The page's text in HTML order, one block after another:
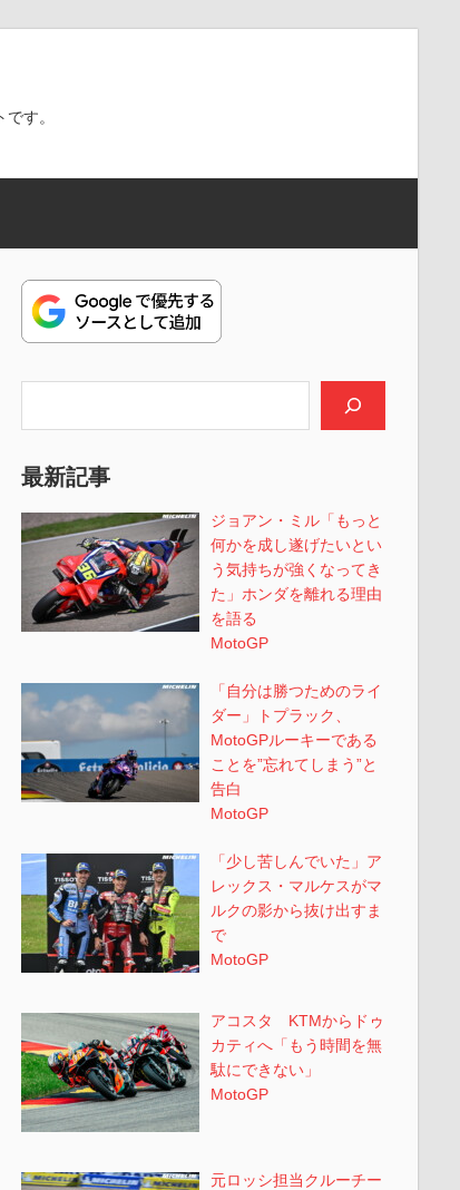
す。
最新記事
ジョアン・ミル「もっと
何かを成し遂げたいとい
う気持ちが強くなってき
た」ホンダを離れる理由
を語る
MotoGP
「自分は勝つためのライ
ダー」トプラック、
MotoGPルーキーである
ことを”忘れてしまう”と
告白
MotoGP
「少し苦しんでいた」ア
レックス・マルケスがマ
ルクの影から抜け出すま
で
MotoGP
アコスタ KTMからドゥ
カティへ「もう時間を無
駄にできない」
MotoGP
元ロッシ担当クルーチー